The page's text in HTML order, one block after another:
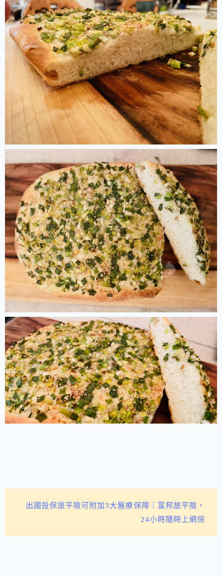
出國投保旅平險可附加3大醫療保障｜富邦旅平險，
24小時隨時上網保